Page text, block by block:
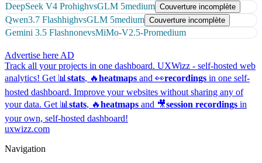
DeepSeek V4 ProhighvsGLM 5medium Couverture incomplète
Qwen3.7 FlashhighvsGLM 5medium Couverture incomplète
Gemini 3.5 FlashnonevsMiMo-V2.5-Promedium
Advertise here AD
Track all your projects in one dashboard. UXWizz - self-hosted web
analytics! Get 📊 stats, 🔥heatmaps and 👀recordings in one self-
hosted dashboard. Improve your websites without sharing any of
your data. Get 📊 stats, 🔥heatmaps and 🎥session recordings in
your own, self-hosted dashboard!
uxwizz.com
Navigation